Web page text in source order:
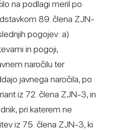
na podlagi meril po
89. člena ZJN-
pogojev: a)
in pogoji,
naročilu ter
javnega naročila, po
iz 72. člena ZJN-3, in
pri katerem ne
iz 75. člena ZJN-3, ki